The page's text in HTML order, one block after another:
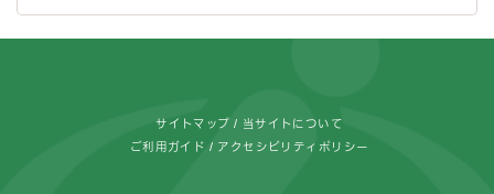
サイトマップ 当サイトについて
ご利用ガイド アクセシビリティポリシー